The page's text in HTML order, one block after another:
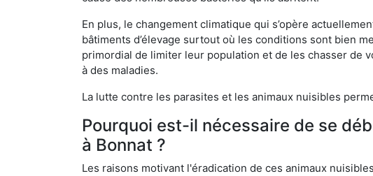
En plus, le changement climatique qui s’opère
bâtiments d’élevage surtout où les conditions sont bien
primordial de limiter leur population et de les chasser de
à des maladies.
La lutte contre les parasites et les animaux nuisibles
Pourquoi est-il nécessaire de se
à Bonnat ?
Les raisons motivant l'éradication de ces animaux